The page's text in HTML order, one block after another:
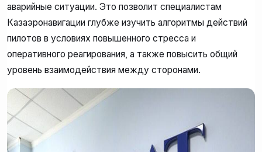
аварийные ситуации. Это позволит специалистам
Казаэронавигации глубже изучить алгоритмы действий
пилотов в условиях повышенного стресса и
оперативного реагирования, а также повысить общий
уровень взаимодействия между сторонами.